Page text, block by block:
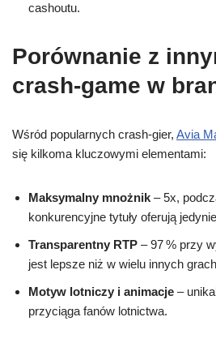
cashoutu.
Porównanie z
crash‑game w
Wśród popularnych crash‑gier, Avia
się kilkoma kluczowymi elementami:
Maksymalny mnożnik – 5x,
konkurencyjne tytuły oferują
Transparentny RTP – 97 % przy
jest lepsze niż w wielu innych
Motyw lotniczy i animacje –
przyciąga fanów lotnictwa.